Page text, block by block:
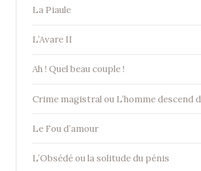
La Piaule
L’Avare II
Ah ! Quel beau couple !
Crime magistral ou L’homme descend
Le Fou d’amour
L’Obsédé ou la solitude du pénis